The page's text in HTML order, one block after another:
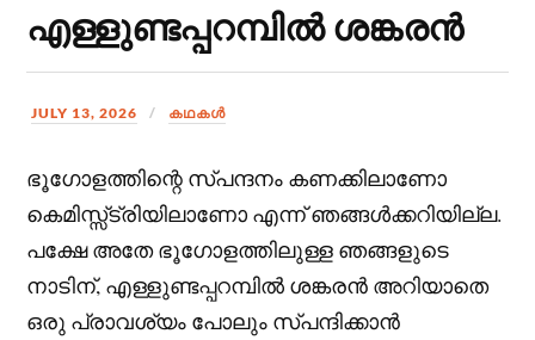
എള്ളുണ്ടപ്പറമ്പിൽ ശങ്കരൻ
JULY 13, 2026 കഥകള്‍
ഭൂഗോളത്തിന്റെ സ്പന്ദനം കണക്കിലാണോ
കെമിസ്സ്ട്രിയിലാണോ എന്ന് ഞങ്ങൾക്കറിയില്ല.
പക്ഷേ അതേ ഭൂഗോളത്തിലുള്ള ഞങ്ങളുടെ
നാടിന്, എള്ളുണ്ടപ്പറമ്പിൽ ശങ്കരൻ അറിയാതെ
ഒരു പ്രാവശ്യം പോലും സ്പന്ദിക്കാൻ